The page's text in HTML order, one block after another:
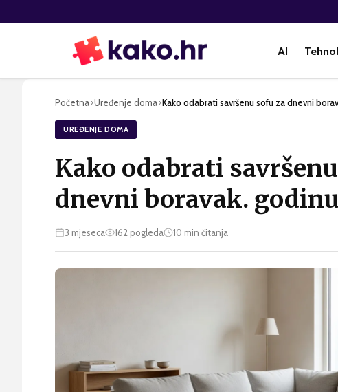
AI
Početna›Uređenje doma›Kako odabrati savršenu sofu za dnevni
UREĐENJE DOMA
Kako odabrati
dnevni boravak. godinu
3 mjeseca 162 pogleda 10 min čitanja